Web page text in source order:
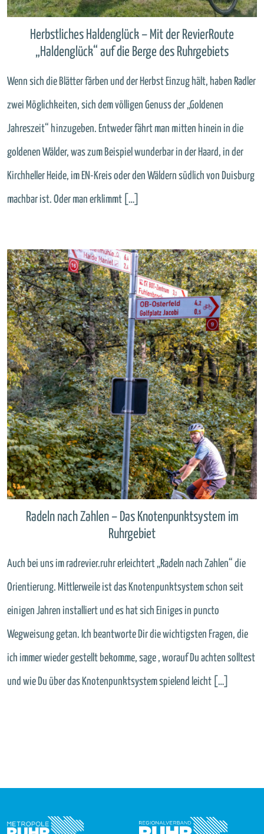
Herbstliches Haldenglück – Mit der RevierRoute
„Haldenglück“ auf die Berge des Ruhrgebiets
Wenn sich die Blätter färben und der Herbst Einzug hält, haben Radler
zwei Möglichkeiten, sich dem völligen Genuss der „Goldenen
Jahreszeit“ hinzugeben. Entweder fährt man mitten hinein in die
goldenen Wälder, was zum Beispiel wunderbar in der Haard, in der
Kirchheller Heide, im EN-Kreis oder den Wäldern südlich von Duisburg
machbar ist. Oder man erklimmt […]
Radeln nach Zahlen – Das Knotenpunktsystem im
Ruhrgebiet
Auch bei uns im radrevier.ruhr erleichtert „Radeln nach Zahlen“ die
Orientierung. Mittlerweile ist das Knotenpunktsystem schon seit
einigen Jahren installiert und es hat sich Einiges in puncto
Wegweisung getan. Ich beantworte Dir die wichtigsten Fragen, die
ich immer wieder gestellt bekomme, sage , worauf Du achten solltest
und wie Du über das Knotenpunktsystem spielend leicht […]